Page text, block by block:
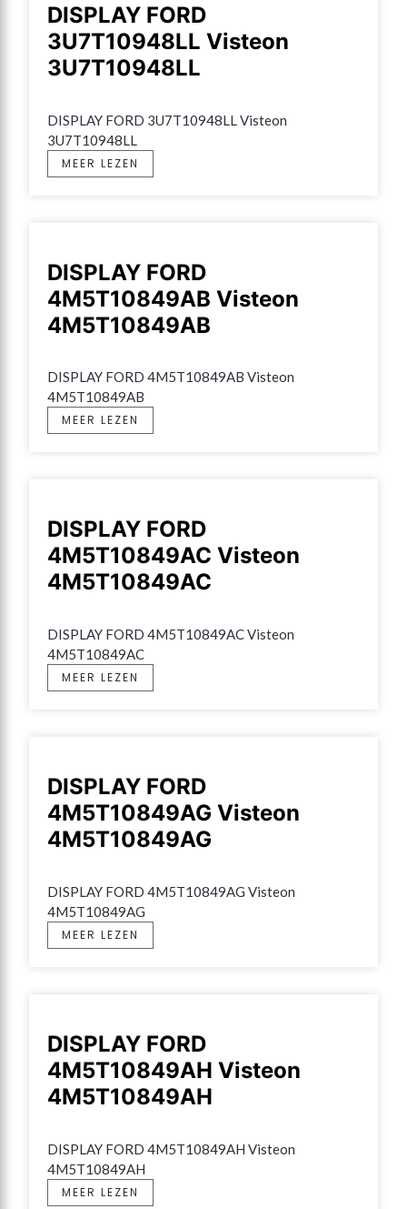
DISPLAY FORD
3U7T10948LL Visteon
3U7T10948LL
DISPLAY FORD 3U7T10948LL Visteon
3U7T10948LL
MEER LEZEN
DISPLAY FORD
4M5T10849AB Visteon
4M5T10849AB
DISPLAY FORD 4M5T10849AB Visteon
4M5T10849AB
MEER LEZEN
DISPLAY FORD
4M5T10849AC Visteon
4M5T10849AC
DISPLAY FORD 4M5T10849AC Visteon
4M5T10849AC
MEER LEZEN
DISPLAY FORD
4M5T10849AG Visteon
4M5T10849AG
DISPLAY FORD 4M5T10849AG Visteon
4M5T10849AG
MEER LEZEN
DISPLAY FORD
4M5T10849AH Visteon
4M5T10849AH
DISPLAY FORD 4M5T10849AH Visteon
4M5T10849AH
MEER LEZEN